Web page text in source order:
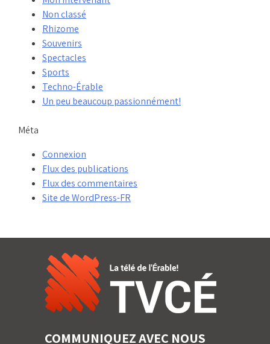
Non classé
Rhizome
Souvenirs
Spectacles
Sports
Techno-Érable
Un peu beaucoup passionnément!
Méta
Connexion
Flux des publications
Flux des commentaires
Site de WordPress-FR
COMMUNIQUEZ AVEC NOUS